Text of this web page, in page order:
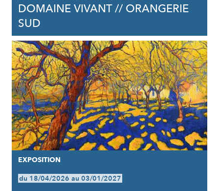
DOMAINE VIVANT // ORANGERIE
SUD
EXPOSITION
du 18/04/2026 au 03/01/2027